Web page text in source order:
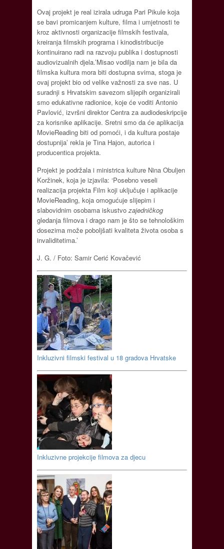
Ovaj projekt je real izirala udruga Pari Pikule koja
se bavi promicanjem kulture, filma i umjetnosti te
kroz aktivnosti organizacije filmskih festivala,
kreiranja filmskih programa i kinodistribucije
kontinuirano radi na razvoju publika i dostupnosti
audiovizualnih djela.’Misao vodilja nam je bila da
filmska kultura mora biti dostupna svima, stoga je
ovaj projekt bio od velike važnosti za sve nas. U
suradnji s Hrvatskim savezom slijepih organizirali
smo edukativne radionice, koje će voditi Antonio
Pavlović, izvršni direktor Centra za audiodeskripcije
za korisnike aplikacije. Sretni smo da će aplikacija
MovieReading biti od pomoći, i da kultura postaje
dostupnija’ rekla je Tina Hajon, autorica i
producentica projekta.
Projekt je podržala i ministrica kulture Nina Obuljen
Koržinek, koja je izjavila: ‘Posebno veseli
realizacija projekta Film koji uključuje i aplikacije
MovieReading, koja omogućuje slijepim i
slabovidnim osobama iskustvo zajedničkog
gledanja filmova i drago nam je što se tehnološkim
dosezima može poboljšati kvaliteta života osoba s
invaliditetima.’
J. G. / Foto: Samir Cerić Kovačević
Inkluzivni filmski festival u 18 gradova Hrvatske
Inkluzivne projekcije filmova za djecu